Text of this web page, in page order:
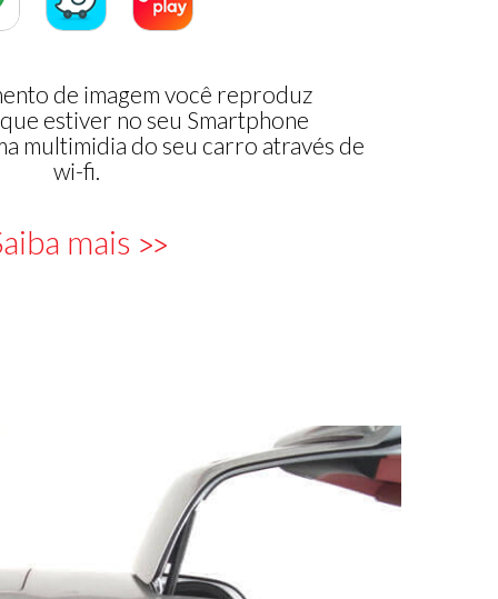
de imagem você reproduz
estiver no seu Smartphone
multimidia do seu carro através de
wi-fi.
mais >>